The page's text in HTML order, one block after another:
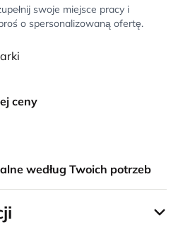
swoje miejsce pracy i
o spersonalizowaną ofertę.
ceny
według Twoich potrzeb